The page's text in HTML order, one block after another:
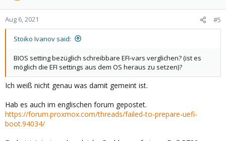
Aug 6, 2021 #5
Stoiko Ivanov said:
BIOS setting bezüglich schreibbare EFI-vars verglichen? (ist es
möglich die EFI settings aus dem OS heraus zu setzen)?
Ich weiß nicht genau was damit gemeint ist.
Hab es auch im englischen forum gepostet.
https://forum.proxmox.com/threads/failed-to-prepare-uefi-
boot.94034/